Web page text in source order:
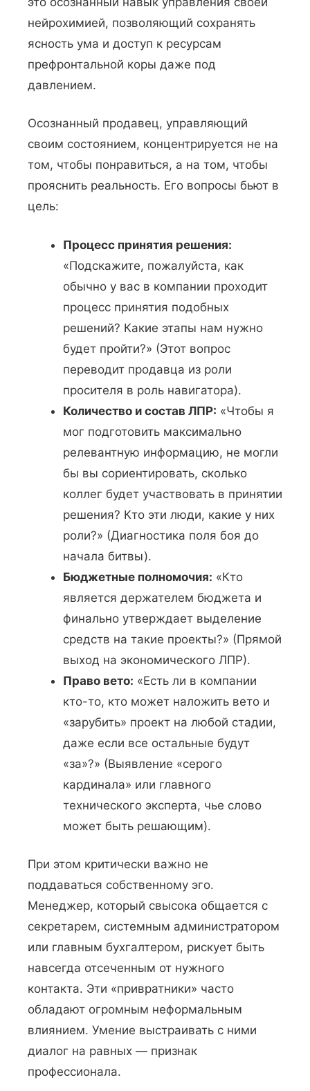
нейрохимией, позволяющий сохранять
ясность ума и доступ к ресурсам
префронтальной коры даже под
давлением.
Осознанный продавец, управляющий
своим состоянием, концентрируется не на
том, чтобы понравиться, а на том, чтобы
прояснить реальность. Его вопросы бьют в
цель:
Процесс принятия решения:
«Подскажите, пожалуйста, как
обычно у вас в компании проходит
процесс принятия подобных
решений? Какие этапы нам нужно
будет пройти?» (Этот вопрос
переводит продавца из роли
просителя в роль навигатора).
Количество и состав ЛПР: «Чтобы я
мог подготовить максимально
релевантную информацию, не могли
бы вы сориентировать, сколько
коллег будет участвовать в принятии
решения? Кто эти люди, какие у них
роли?» (Диагностика поля боя до
начала битвы).
Бюджетные полномочия: «Кто
является держателем бюджета и
финально утверждает выделение
средств на такие проекты?» (Прямой
выход на экономического ЛПР).
Право вето: «Есть ли в компании
кто-то, кто может наложить вето и
«зарубить» проект на любой стадии,
даже если все остальные будут
«за»?» (Выявление «серого
кардинала» или главного
технического эксперта, чье слово
может быть решающим).
При этом критически важно не
поддаваться собственному эго.
Менеджер, который свысока общается с
секретарем, системным администратором
или главным бухгалтером, рискует быть
навсегда отсеченным от нужного
контакта. Эти «привратники» часто
обладают огромным неформальным
влиянием. Умение выстраивать с ними
диалог на равных — признак
профессионала.